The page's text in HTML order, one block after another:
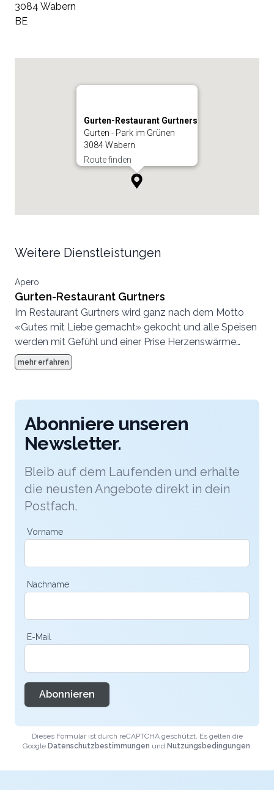
3084 Wabern
BE
Gurten-Restaurant Gurtners
Gurten - Park im Grünen
3084 Wabern
Route finden
Weitere Dienstleistungen
Apero
Gurten-Restaurant Gurtners
Im Restaurant Gurtners wird ganz nach dem Motto
«Gutes mit Liebe gemacht» gekocht und alle Speisen
werden mit Gefühl und einer Prise Herzenswärme
gezaubert – passend zu Ihrer Hochzeit, dem Fest der
Liebe.
mehr erfahren
Abonniere unseren
Newsletter.
Bleib auf dem Laufenden und erhalte
die neusten Angebote direkt in dein
Postfach.
Vorname
Nachname
E-Mail
Abonnieren
Dieses Formular ist durch reCAPTCHA geschützt. Es gelten die
Google Datenschutzbestimmungen und Nutzungsbedingungen.